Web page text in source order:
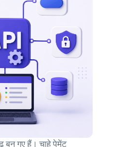
बन गए हैं। चाहे पेमेंट